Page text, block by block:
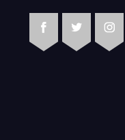
FacebookTwitter